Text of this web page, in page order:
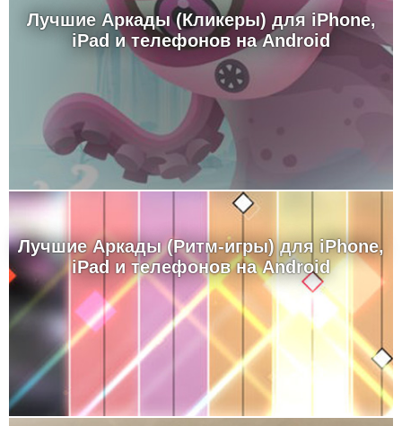
Лучшие Аркады (Кликеры) для iPhone,
iPad и телефонов на Android
Лучшие Аркады (Ритм-игры) для iPhone,
iPad и телефонов на Android